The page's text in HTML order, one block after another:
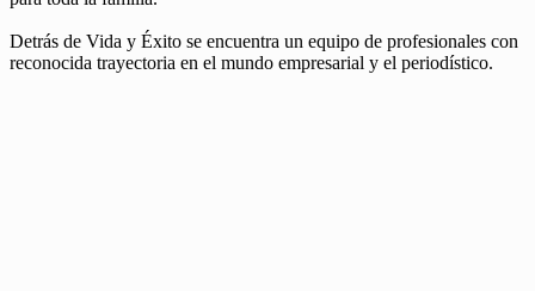
Detrás de Vida y Éxito se encuentra un equipo de profesionales con
reconocida trayectoria en el mundo empresarial y el periodístico.